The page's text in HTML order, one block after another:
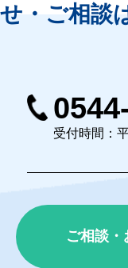
・ご相談
受付時間：
ご相談・